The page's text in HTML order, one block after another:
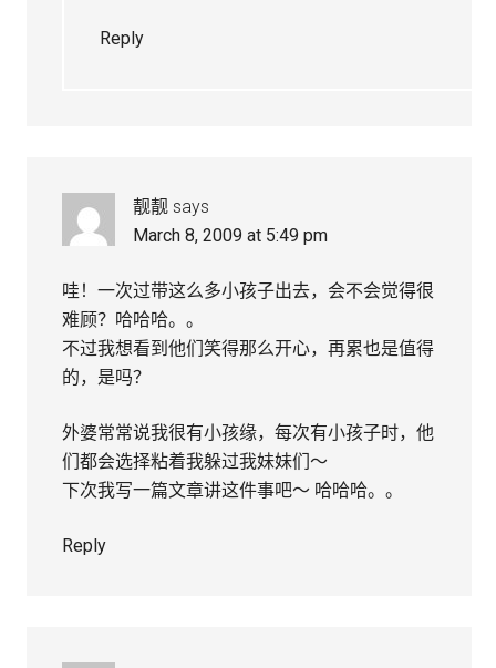
Reply
靓靓 says
March 8, 2009 at 5:49 pm
哇！一次过带这么多小孩子出去，会不会觉得很
难顾？哈哈哈。。
不过我想看到他们笑得那么开心，再累也是值得
的，是吗？
外婆常常说我很有小孩缘，每次有小孩子时，他
们都会选择粘着我躲过我妹妹们～
下次我写一篇文章讲这件事吧～ 哈哈哈。。
Reply